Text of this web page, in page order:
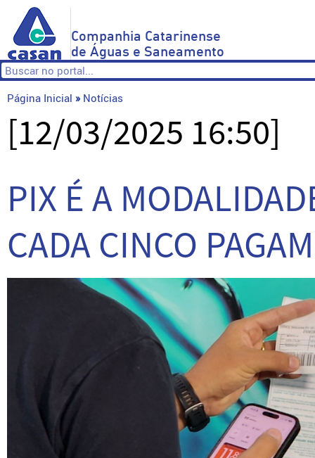
Companhia Catarinense
de Águas e Saneamento
Página Inicial » Notícias
[12/03/2025 16:50]
PIX É A
CADA CINCO